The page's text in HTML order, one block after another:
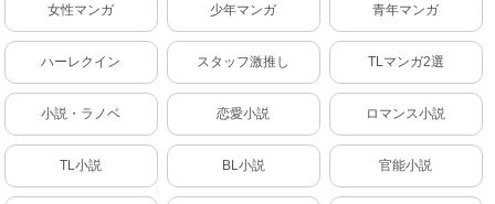
女性マンガ 少年マンガ 青年マンガ
ハーレクイン スタッフ激推し TLマンガ2選
小説・ラノベ 恋愛小説 ロマンス小説
TL小説 BL小説 官能小説